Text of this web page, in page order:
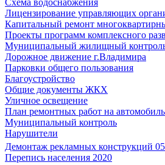
Схема водоснабжения
Лицензирование управляющих
Капитальный ремонт
Проекты программ комплексного
Муниципальный жилищный
Дорожное движение г.Владимира
Парковки общего пользования
Благоустройство
Общие документы ЖКХ
Уличное освещение
План ремонтных работ на
Муниципальный контроль
Нарушители
Демонтаж рекламных конструкций
Перепись населения 2020